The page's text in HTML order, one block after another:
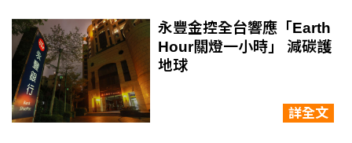
永豐金控全台響應「Earth
Hour關燈一小時」 減碳護
地球
詳全文